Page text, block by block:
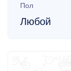
Пол
Любой